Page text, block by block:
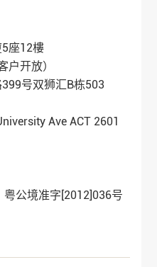
座12樓
户开放）
号双狮汇B栋503
Ave ACT 2601
公境准字[2012]036号